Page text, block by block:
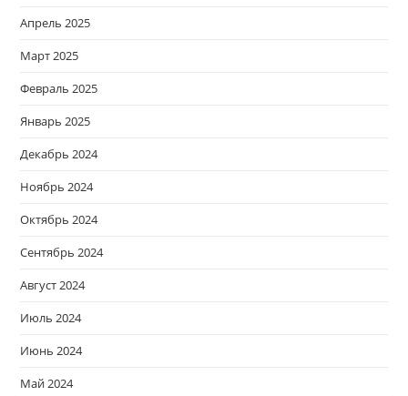
Апрель 2025
Март 2025
Февраль 2025
Январь 2025
Декабрь 2024
Ноябрь 2024
Октябрь 2024
Сентябрь 2024
Август 2024
Июль 2024
Июнь 2024
Май 2024